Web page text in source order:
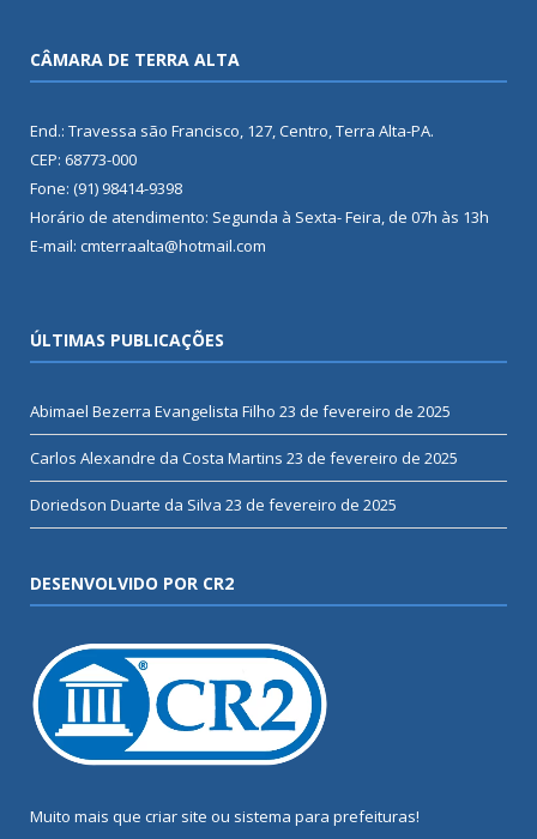
CÂMARA DE TERRA ALTA
End.: Travessa são Francisco, 127, Centro, Terra Alta-PA.
CEP: 68773-000
Fone: (91) 98414-9398
Horário de atendimento: Segunda à Sexta- Feira, de 07h às 13h
E-mail: cmterraalta@hotmail.com
ÚLTIMAS PUBLICAÇÕES
Abimael Bezerra Evangelista Filho 23 de fevereiro de 2025
Carlos Alexandre da Costa Martins 23 de fevereiro de 2025
Doriedson Duarte da Silva 23 de fevereiro de 2025
DESENVOLVIDO POR CR2
Muito mais que criar site ou sistema para prefeituras!